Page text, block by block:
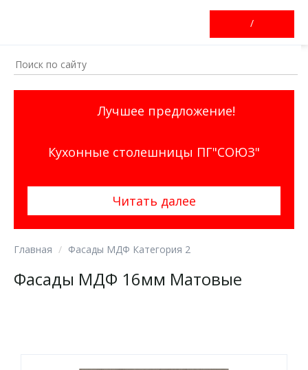
/
Лучшее предложение!
Кухонные столешницы ПГ"СОЮЗ"
Читать далее
Главная Фасады МДФ Категория 2
Фасады МДФ 16мм Матовые